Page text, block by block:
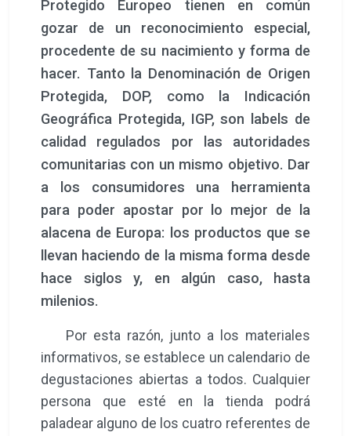
Protegido Europeo tienen en común
gozar de un reconocimiento especial,
procedente de su nacimiento y forma de
hacer. Tanto la Denominación de Origen
Protegida, DOP, como la Indicación
Geográfica Protegida, IGP, son labels de
calidad regulados por las autoridades
comunitarias con un mismo objetivo. Dar
a los consumidores una herramienta
para poder apostar por lo mejor de la
alacena de Europa: los productos que se
llevan haciendo de la misma forma desde
hace siglos y, en algún caso, hasta
milenios.
Por esta razón, junto a los materiales
informativos, se establece un calendario de
degustaciones abiertas a todos. Cualquier
persona que esté en la tienda podrá
paladear alguno de los cuatro referentes de